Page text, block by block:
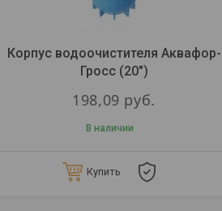
Корпус водоочистителя Аквафор-
Гросс (20")
198,09 руб.
В наличии
Купить